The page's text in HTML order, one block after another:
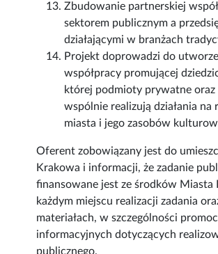
Zbudowanie partnerskiej
sektorem publicznym a
działającymi w branżach
Projekt doprowadzi do
współpracy promującej
której podmioty prywatne oraz
wspólnie realizują działania na
miasta i jego zasobów
Oferent zobowiązany jest do
Krakowa i informacji, że zadanie
finansowane jest ze środków Miasta
każdym miejscu realizacji zadania
materiałach, w szczególności
informacyjnych dotyczących
publicznego.